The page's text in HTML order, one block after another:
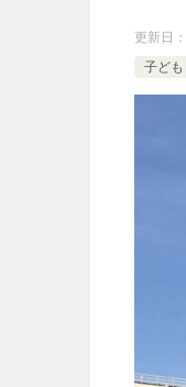
更新日：
子ども